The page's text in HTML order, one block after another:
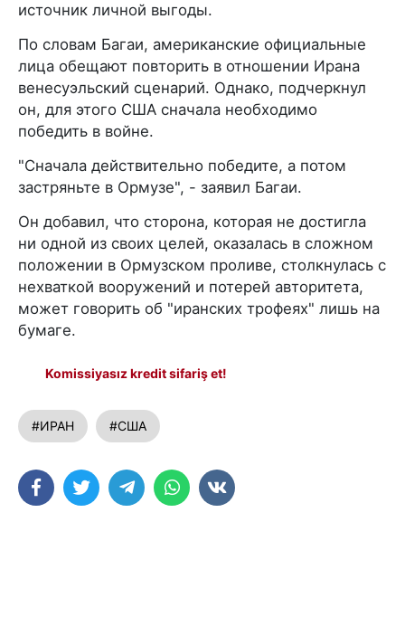
источник личной выгоды.
По словам Багаи, американские официальные
лица обещают повторить в отношении Ирана
венесуэльский сценарий. Однако, подчеркнул
он, для этого США сначала необходимо
победить в войне.
"Сначала действительно победите, а потом
застряньте в Ормузе", - заявил Багаи.
Он добавил, что сторона, которая не достигла
ни одной из своих целей, оказалась в сложном
положении в Ормузском проливе, столкнулась с
нехваткой вооружений и потерей авторитета,
может говорить об "иранских трофеях" лишь на
бумаге.
Komissiyasız kredit sifariş et!
#ИРАН #США